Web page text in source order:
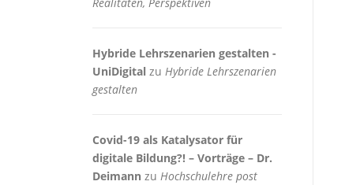
Hybride Lehrszenarien gestalten -
UniDigital zu Hybride Lehrszenarien
gestalten
Covid-19 als Katalysator für
digitale Bildung?! – Vorträge – Dr.
Deimann zu Hochschulehre post